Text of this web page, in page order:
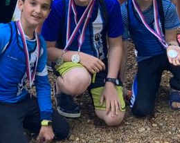
oddílu, organizaci
poli rychlostní
Tato sekce patří
dračích lodí - PRŮTRŽ